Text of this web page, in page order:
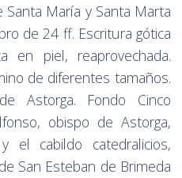
Santa María y Santa Marta
de 24 ff. Escritura gótica
en piel, reaprovechada.
de diferentes tamaños.
Astorga. Fondo Cinco
obispo de Astorga,
cabildo catedralicios,
San Esteban de Brimeda